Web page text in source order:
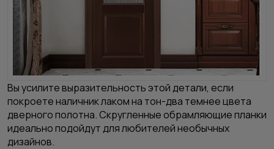
Вы усилите выразительность этой детали, если
покроете наличник лаком на тон-два темнее цвета
дверного полотна. Скругленные обрамляющие планки
идеально подойдут для любителей необычных
дизайнов.